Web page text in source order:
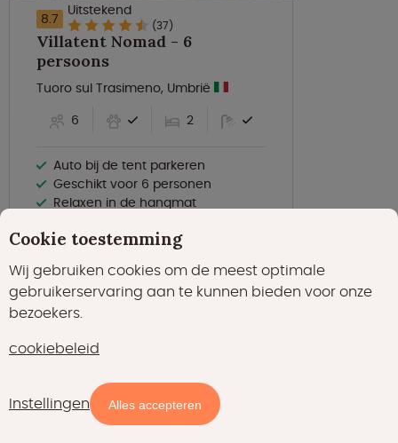
8.7 Uitstekend
(37)
Villatent Nomad - 6
persoons
Tuoro sul Trasimeno, Umbrië
6
2
Auto bij de tent parkeren
Geschikt voor 6 personen
Relaxen in de hangmat
Gratis annuleren binnen 24 uur
€ 197,00 nachtprijsindicatie
Cookie toestemming
Wij gebruiken cookies om de meest optimale
gebruikerservaring aan te kunnen bieden voor onze
bezoekers.
cookiebeleid
Instellingen Alles accepteren